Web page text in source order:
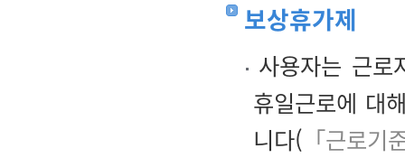
보상휴가제
사용자는 근로
휴일근로에 대
니다( 「근로